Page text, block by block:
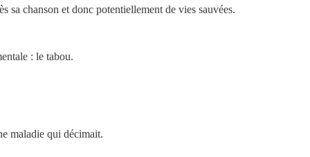
sa chanson et donc potentiellement de vies sauvées.
: le tabou.
maladie qui décimait.